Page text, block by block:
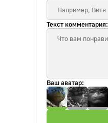
Текст комментария:
Ваш аватар: